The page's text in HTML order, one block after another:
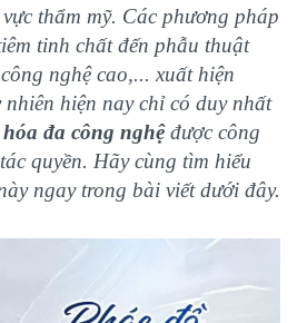
thẩm mỹ. Các phương pháp
tinh chất đến phẫu thuật
nghệ cao,... xuất hiện
hiện nay chỉ có duy nhất
hóa đa công nghệđược công
quyền. Hãy cùng tìm hiểu
ngay trong bài viết dưới đây.